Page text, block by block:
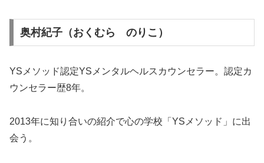
奥村紀子（おくむら のりこ）
YSメソッド認定YSメンタルヘルスカウンセラー。認定カ
ウンセラー歴8年。
2013年に知り合いの紹介で心の学校「YSメソッド」に出
会う。